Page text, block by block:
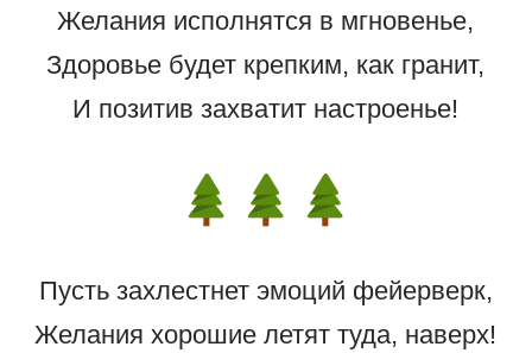
Желания исполнятся в мгновенье,
Здоровье будет крепким, как гранит,
И позитив захватит настроенье!
Пусть захлестнет эмоций фейерверк,
Желания хорошие летят туда, наверх!